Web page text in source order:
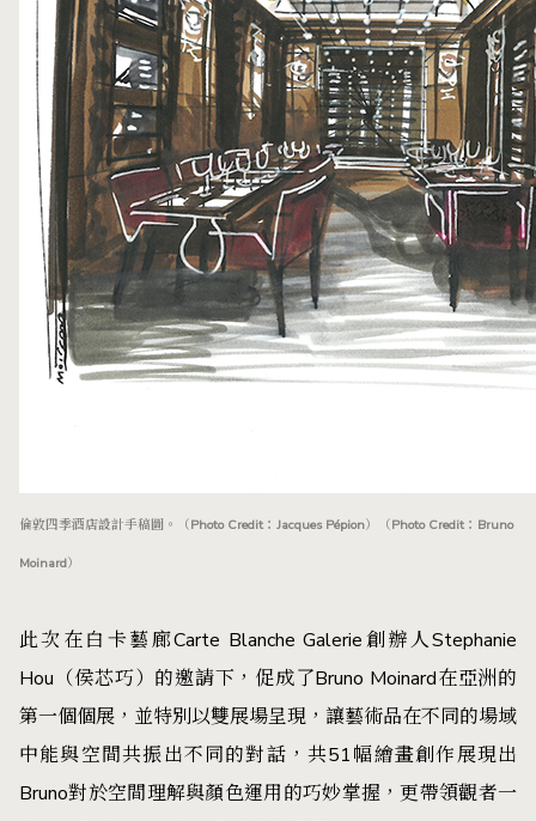
倫敦四季酒店設計手稿圖。（Photo Credit：Jacques Pépion）（Photo Credit：Bruno
Moinard）
此次在白卡藝廊Carte Blanche Galerie創辦人Stephanie
Hou（侯芯巧）的邀請下，促成了Bruno Moinard在亞洲的
第一個個展，並特別以雙展場呈現，讓藝術品在不同的場域
中能與空間共振出不同的對話，共51幅繪畫創作展現出
Bruno對於空間理解與顏色運用的巧妙掌握，更帶領觀者一